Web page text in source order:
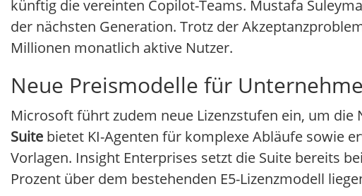
künftig die vereinten Copilot-Teams. Mustafa
der nächsten Generation. Trotz der
Millionen monatlich aktive Nutzer.
Neue Preismodelle für
Microsoft führt zudem neue Lizenzstufen ein, um die
Suite bietet KI-Agenten für komplexe Abläufe sowie
Vorlagen. Insight Enterprises setzt die Suite bereits
Prozent über dem bestehenden E5-Lizenzmodell